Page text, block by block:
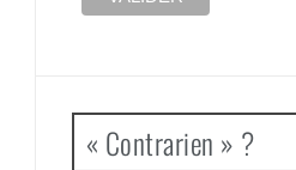
« Contrarien » ?